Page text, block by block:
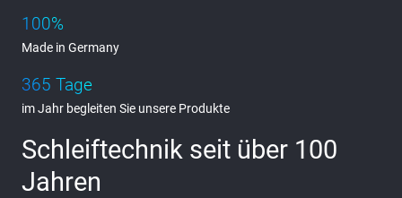
100%
Made in Germany
365 Tage
im Jahr begleiten Sie unsere Produkte
Schleiftechnik seit über 100
Jahren